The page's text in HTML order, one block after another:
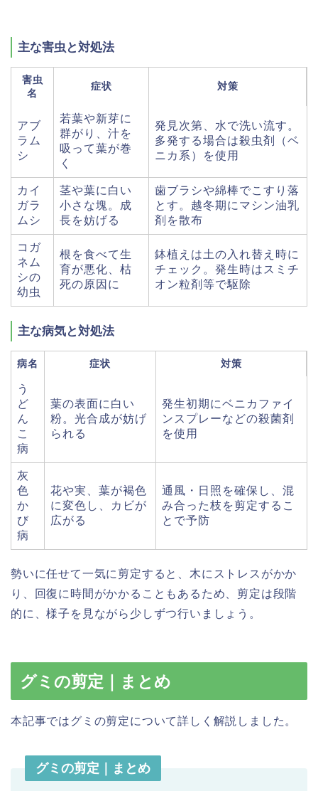
主な害虫と対処法
害虫
名
症状 対策
アブ
ラム
シ
若葉や新芽に
群がり、汁を
吸って葉が巻
く
発見次第、水で洗い流す。
多発する場合は殺虫剤（ベ
ニカ系）を使用
カイ
ガラ
ムシ
茎や葉に白い
小さな塊。成
長を妨げる
歯ブラシや綿棒でこすり落
とす。越冬期にマシン油乳
剤を散布
コガ
ネム
シの
幼虫
根を食べて生
育が悪化、枯
死の原因に
鉢植えは土の入れ替え時に
チェック。発生時はスミチ
オン粒剤等で駆除
主な病気と対処法
病名 症状 対策
う
ど
ん
こ
病
葉の表面に白い
粉。光合成が妨げ
られる
発生初期にベニカファイ
ンスプレーなどの殺菌剤
を使用
灰
色
か
び
病
花や実、葉が褐色
に変色し、カビが
広がる
通風・日照を確保し、混
み合った枝を剪定するこ
とで予防
勢いに任せて一気に剪定すると、木にストレスがかか
り、回復に時間がかかることもあるため、剪定は段階
的に、様子を見ながら少しずつ行いましょう。
グミの剪定｜まとめ
本記事ではグミの剪定について詳しく解説しました。
グミの剪定｜まとめ